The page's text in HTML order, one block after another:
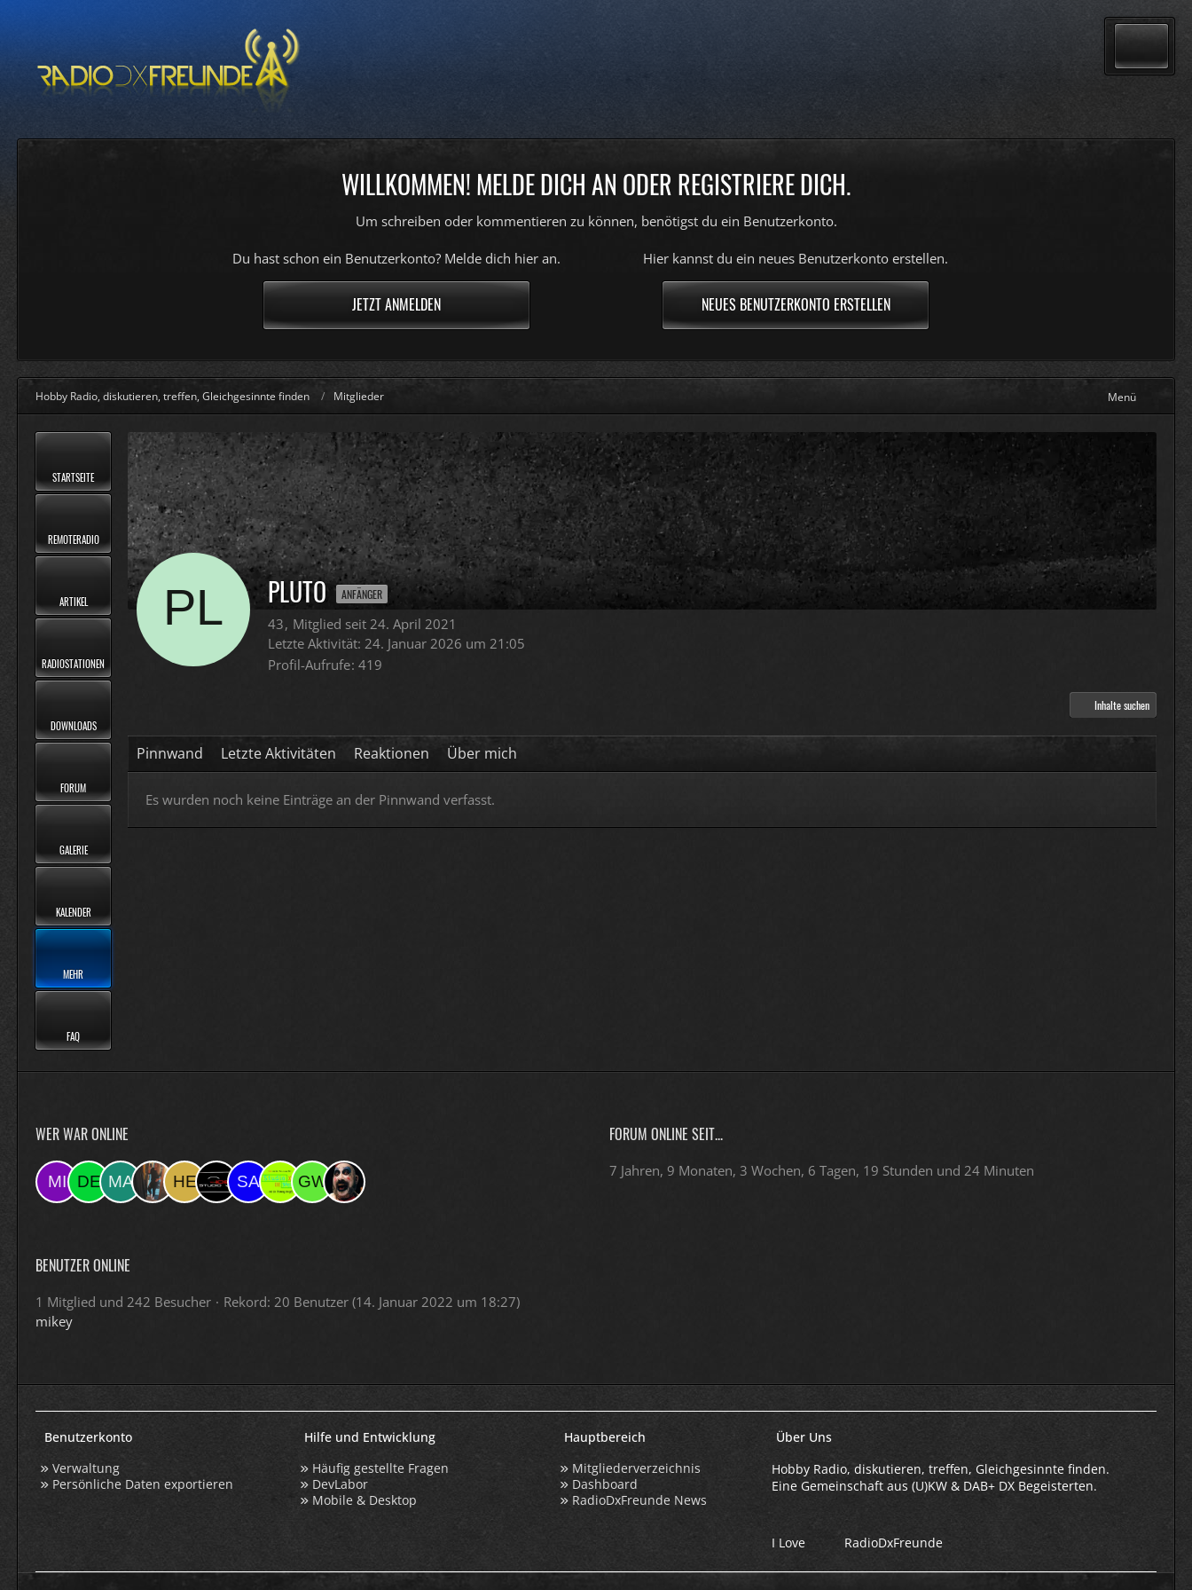
WILLKOMMEN! MELDE DICH AN ODER REGISTRIERE DICH.
Um schreiben oder kommentieren zu können, benötigst du ein Benutzerkonto.
Du hast schon ein Benutzerkonto? Melde dich hier an.
JETZT ANMELDEN
Hier kannst du ein neues Benutzerkonto erstellen.
NEUES BENUTZERKONTO ERSTELLEN
Hobby Radio, diskutieren, treffen, Gleichgesinnte finden Mitglieder Menü
STARTSEITE
REMOTERADIO
ARTIKEL
RADIOSTATIONEN
DOWNLOADS
FORUM
GALERIE
KALENDER
MEHR
FAQ
PLUTO ANFÄNGER
43 Mitglied seit 24. April 2021
Letzte Aktivität: 24. Januar 2026 um 21:05
Profil-Aufrufe 419
Inhalte suchen
Pinnwand Letzte Aktivitäten Reaktionen Über mich
Es wurden noch keine Einträge an der Pinnwand verfasst.
WER WAR ONLINE FORUM ONLINE SEIT...
7 Jahren, 9 Monaten, 3 Wochen, 6 Tagen, 19 Stunden und 24 Minuten
BENUTZER ONLINE
1 Mitglied und 242 Besucher Rekord: 20 Benutzer (14. Januar 2022 um 18:27)
mikey
Benutzerkonto
Verwaltung
Persönliche Daten exportieren
Hilfe und Entwicklung
Häufig gestellte Fragen
DevLabor
Mobile & Desktop
Hauptbereich
Mitgliederverzeichnis
Dashboard
RadioDxFreunde News
Über Uns
Hobby Radio, diskutieren, treffen, Gleichgesinnte finden.
Eine Gemeinschaft aus (U)KW & DAB+ DX Begeisterten.
I Love RadioDxFreunde